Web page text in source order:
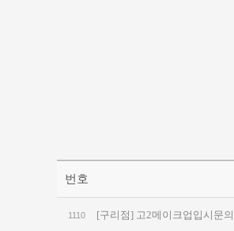
번호
1110 [구리점] 고2메이크업입시문